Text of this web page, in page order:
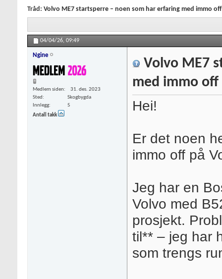
Tråd: Volvo ME7 startsperre – noen som har erfaring med immo
04/04/26, 09:49
Ngine
Medlem siden
31. des. 2023
Sted
Skogbygda
Innlegg
5
Antall takk
Volvo ME7
med immo
Hei!
Er det noen
immo off på
Jeg har en
Volvo med
prosjekt.
til** – jeg har
som trengs